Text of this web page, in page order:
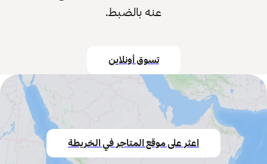
عنه بالضبط.
تسوق أونلاين
اعثر على موقع المتاجر في الخريطة